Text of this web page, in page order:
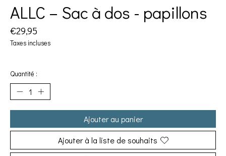
ALLC – Sac à dos - papillons
€29,95
Taxes incluses
Quantité :
Ajouter au panier
Ajouter à la liste de souhaits